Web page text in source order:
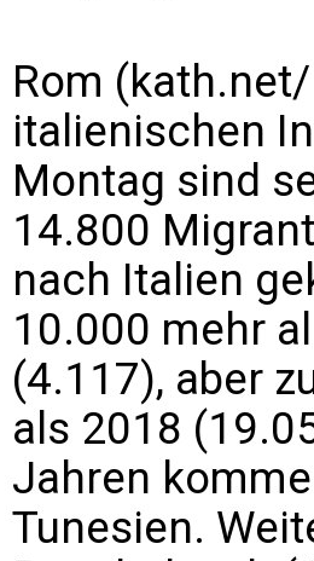
Rom
italienischen
Montag sind
14.800
nach Italien
10.000 mehr
(4.117), aber
als 2018
Jahren
Tunesien.